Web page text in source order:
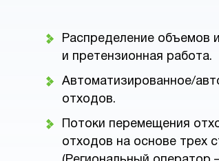
Распределение объемов
и претензионная работа.
Автоматизированное/
отходов.
Потоки перемещения
отходов на основе трех